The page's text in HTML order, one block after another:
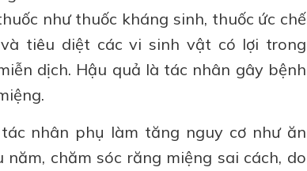
như thuốc kháng sinh, thuốc ức chế
tiêu diệt các vi sinh vật có lợi trong
dịch. Hậu quả là tác nhân gây bệnh
nhân phụ làm tăng nguy cơ như ăn
chăm sóc răng miệng sai cách, do